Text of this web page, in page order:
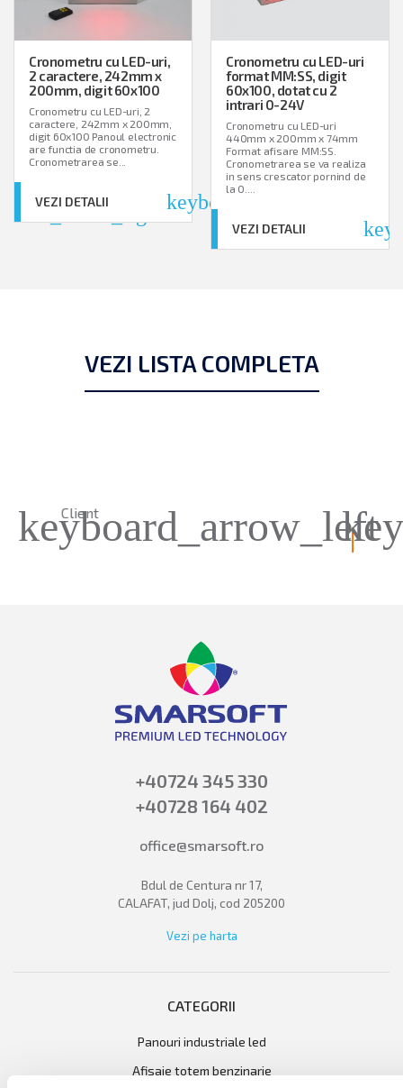
Cronometru cu LED-uri,
2 caractere, 242mm x
200mm, digit 60x100
Cronometru cu LED-uri, 2
caractere, 242mm x 200mm,
digit 60x100 Panoul electronic
are functia de cronometru.
Cronometrarea se...
VEZI DETALII keyboard_arrow_right
Cronometru cu LED-uri
format MM:SS, digit
60x100, dotat cu 2
intrari 0-24V
Cronometru cu LED-uri
440mm x 200mm x 74mm
Format afisare MM:SS.
Cronometrarea se va realiza
in sens crescator pornind de
la 0....
VEZI DETALII
VEZI LISTA COMPLETA
keyboard_arrow_left
+40724 345 330
+40728 164 402
office@smarsoft.ro
Bdul de Centura nr 17,
CALAFAT, jud Dolj, cod 205200
Vezi pe harta
CATEGORII
panouri industriale led
afisaje totem benzinarie